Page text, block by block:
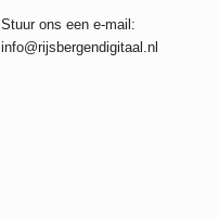
Stuur ons een e-mail:
info@rijsbergendigitaal.nl